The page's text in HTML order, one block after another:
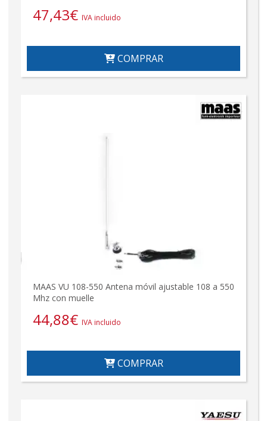
47,43€ IVA incluido
COMPRAR
MAAS VU 108-550 Antena móvil ajustable 108 a 550
Mhz con muelle
44,88€ IVA incluido
COMPRAR